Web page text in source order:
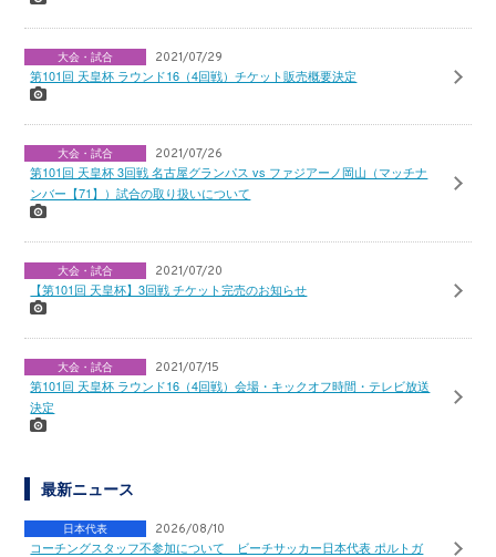
大会・試合 2021/07/29
第101回 天皇杯 ラウンド16（4回戦）チケット販売概要決定
大会・試合 2021/07/26
第101回 天皇杯 3回戦 名古屋グランパス vs ファジアーノ岡山（マッチナ
ンバー【71】）試合の取り扱いについて
大会・試合 2021/07/20
【第101回 天皇杯】3回戦 チケット完売のお知らせ
大会・試合 2021/07/15
第101回 天皇杯 ラウンド16（4回戦）会場・キックオフ時間・テレビ放送
決定
最新ニュース
日本代表 2026/08/10
コーチングスタッフ不参加について ビーチサッカー日本代表 ポルトガ